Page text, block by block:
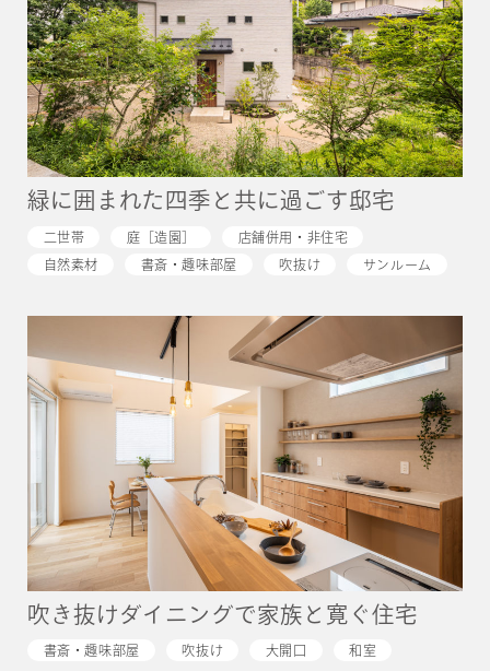
緑に囲まれた四季と共に過ごす邸宅
二世帯 庭［造園］ 店舗併用・非住宅
自然素材 書斎・趣味部屋 吹抜け サンルーム
吹き抜けダイニングで家族と寛ぐ住宅
書斎・趣味部屋 吹抜け 大開口 和室